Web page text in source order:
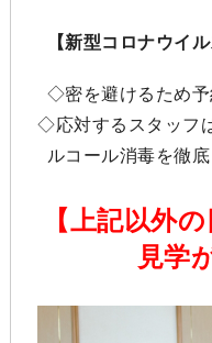
【新型コロナウイ
◇密を避けるため予
◇応対するスタッフ
ルコール消毒を徹
【上記以外
見学